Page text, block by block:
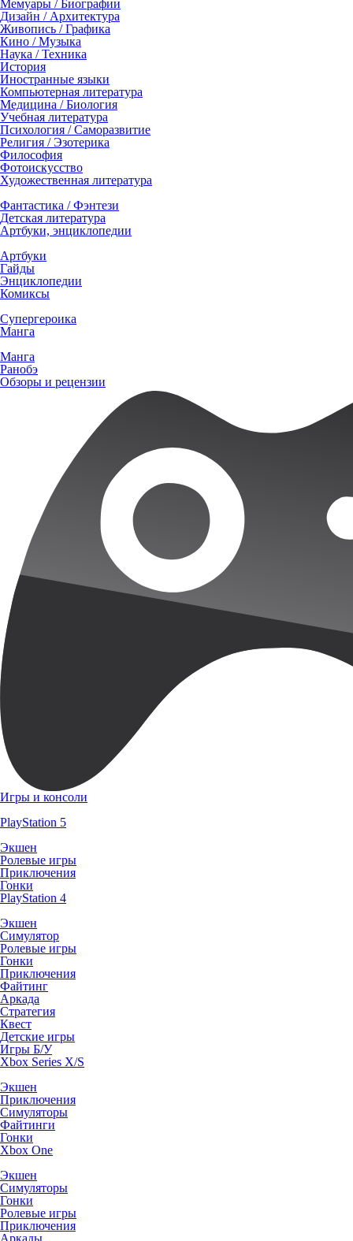
Мемуары / Биографии
Дизайн / Архитектура
Живопись / Графика
Кино / Музыка
Наука / Техника
История
Иностранные языки
Компьютерная литература
Медицина / Биология
Учебная литература
Психология / Саморазвитие
Религия / Эзотерика
Философия
Фотоискусство
Художественная литература
Фантастика / Фэнтези
Детская литература
Артбуки, энциклопедии
Артбуки
Гайды
Энциклопедии
Комиксы
Супергероика
Манга
Манга
Ранобэ
Обзоры и рецензии
Игры и консоли
PlayStation 5
Экшен
Ролевые игры
Приключения
Гонки
PlayStation 4
Экшен
Симулятор
Ролевые игры
Гонки
Приключения
Файтинг
Аркада
Стратегия
Квест
Детские игры
Игры Б/У
Xbox Series X/S
Экшен
Приключения
Симуляторы
Файтинги
Гонки
Xbox One
Экшен
Симуляторы
Гонки
Ролевые игры
Приключения
Аркады